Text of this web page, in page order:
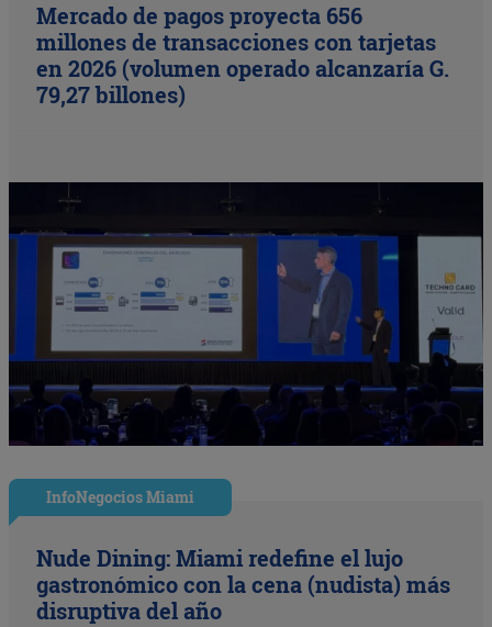
Mercado de pagos proyecta 656
millones de transacciones con tarjetas
en 2026 (volumen operado alcanzaría G.
79,27 billones)
InfoNegocios Miami
Nude Dining: Miami redefine el lujo
gastronómico con la cena (nudista) más
disruptiva del año